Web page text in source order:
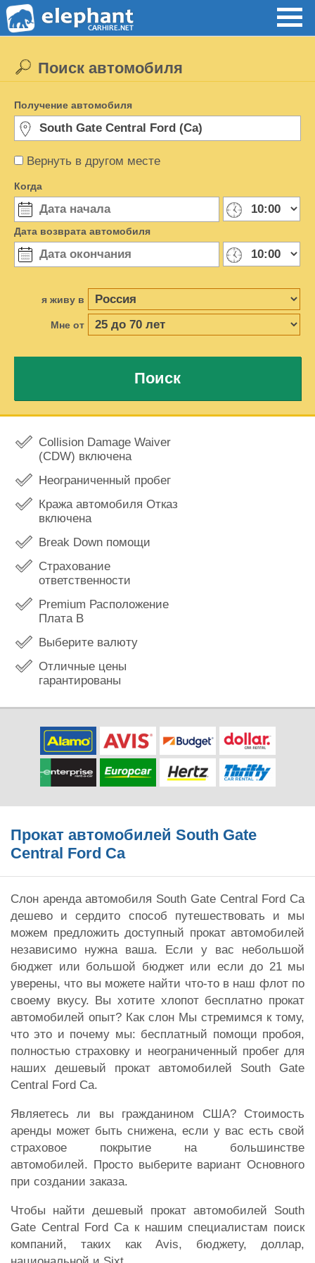
Вернуть в другом месте
Поиск автомобиля
Получение автомобиля
Когда
Дата возврата автомобиля
я живу в
Мне от
Поиск
Collision Damage Waiver
(CDW) включена
Неограниченный пробег
Кража автомобиля Отказ
включена
Break Down помощи
Страхование
ответственности
Premium Расположение
Плата В
Выберите валюту
Отличные цены
гарантированы
Прокат автомобилей South Gate
Central Ford Ca
Слон аренда автомобиля South Gate Central Ford Ca
дешево и сердито способ путешествовать и мы
можем предложить доступный прокат автомобилей
независимо нужна ваша. Если у вас небольшой
бюджет или большой бюджет или если до 21 мы
уверены, что вы можете найти что-то в наш флот по
своему вкусу. Вы хотите хлопот бесплатно прокат
автомобилей опыт? Как слон Мы стремимся к тому,
что это и почему мы: бесплатный помощи пробоя,
полностью страховку и неограниченный пробег для
наших дешевый прокат автомобилей South Gate
Central Ford Ca.
Являетесь ли вы гражданином США? Стоимость
аренды может быть снижена, если у вас есть свой
страховое покрытие на большинстве
автомобилей. Просто выберите вариант Основного
при создании заказа.
Чтобы найти дешевый прокат автомобилей South
Gate Central Ford Ca к нашим специалистам поиск
компаний, таких как Avis, бюджету, доллар,